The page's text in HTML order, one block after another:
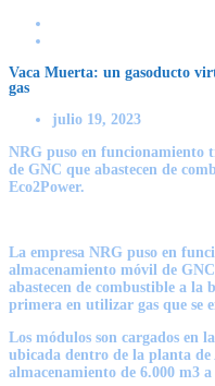
Vaca Muerta: un gasoducto
gas
julio 19, 2023
NRG puso en funcionamiento
de GNC que abastecen de
Eco2Power.
La empresa NRG puso en
almacenamiento móvil de GNC
abastecen de combustible a la
primera en utilizar gas que se
Los módulos son cargados en
ubicada dentro de la planta
almacenamiento de 6.000 m3